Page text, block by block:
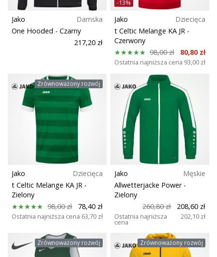
Jako
Damska
One Hooded - Czarny
217,20 zł
-13%
Jako
Dziecięca
t Celtic Melange KA JR -
Czerwony
98,00 zł
80,80 zł
Ostatnia najniższa cena 93,00 zł
Zrównoważony rozwój
Jako
Dziecięca
t Celtic Melange KA JR -
Zielony
98,00 zł
78,40 zł
Ostatnia najniższa cena 63,70 zł
Jako
Męskie
Allwetterjacke Power -
Zielony
260,80 zł
208,60 zł
Ostatnia najniższa
cena
202,10 zł
Zrównoważony rozwój Zrównoważony rozwój